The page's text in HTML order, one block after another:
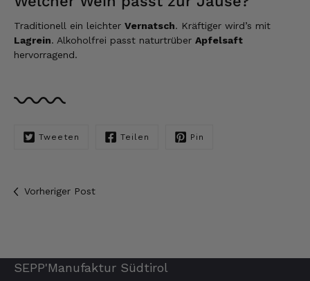
Traditionell ein leichter Vernatsch. Kräftiger wird’s mit
Lagrein. Alkoholfrei passt naturtrüber Apfelsaft
hervorragend.
Tweeten Teilen Pin
Vorheriger Post
SEPP'Manufaktur Südtirol
Anonym
1 A Qualität, preiswert und schnell. Gern
Stefan